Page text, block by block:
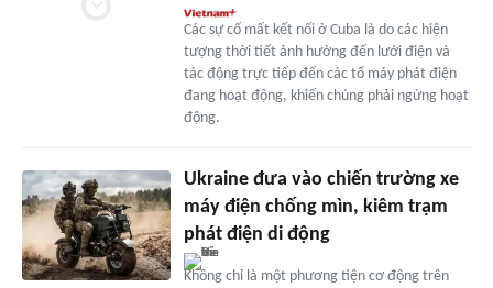
Các sự cố mất kết nối ở Cuba là do các hiện
tượng thời tiết ảnh hưởng đến lưới điện và
tác động trực tiếp đến các tổ máy phát điện
đang hoạt động, khiến chúng phải ngừng hoạt
động.
Ukraine đưa vào chiến trường xe
máy điện chống mìn, kiêm trạm
phát điện di động
Không chỉ là một phương tiện cơ động trên